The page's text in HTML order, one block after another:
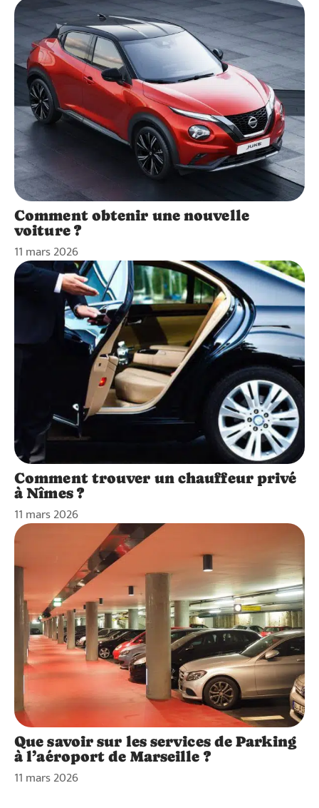
Comment obtenir une nouvelle
voiture ?
11 mars 2026
Comment trouver un chauffeur privé
à Nîmes ?
11 mars 2026
Que savoir sur les services de Parking
à l’aéroport de Marseille ?
11 mars 2026